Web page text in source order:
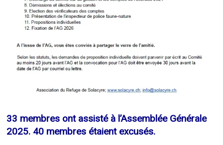
33 membres ont assisté à l’Assemblée Générale
2025. 40 membres étaient excusés.